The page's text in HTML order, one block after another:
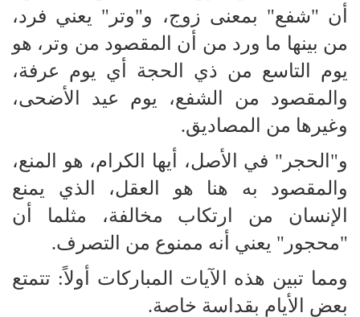
أن "شفع" بمعنى زوج، و"وتر" يعني فرد،
من بينها ما ورد من أن المقصود من وتر، هو
يوم التاسع من ذي الحجة أي يوم عرفة،
والمقصود من الشفع، يوم عيد الأضحى،
وغيرها من المصاديق.
و"الحجر" في الأصل، أيها الكرام، هو المنع،
والمقصود به هنا هو العقل، الذي يمنع
الإنسان من ارتكاب مخالفة، مثلما أن
"محجور" يعني أنه ممنوع من التصرف.
ومما تبين هذه الآيات المباركات أولاً: تتمتع
بعض الأيام بقداسة خاصة.